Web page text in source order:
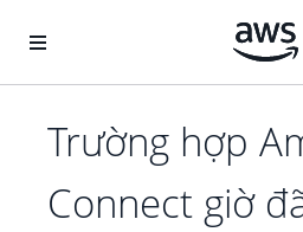
Trường hợp
Connect giờ